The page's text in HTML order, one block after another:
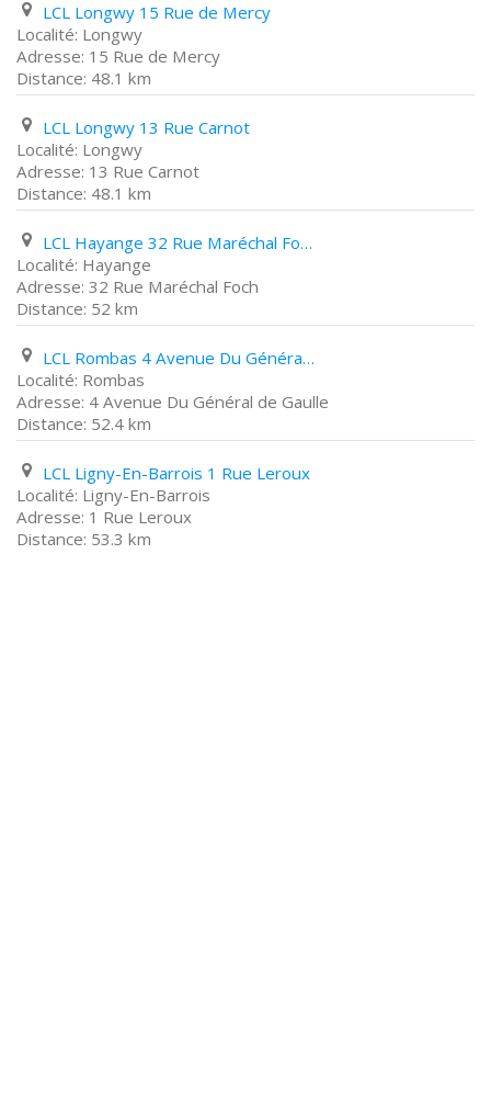
LCL Longwy 15 Rue de Mercy
Longwy
15 Rue de Mercy
48.1 km
LCL Longwy 13 Rue Carnot
Longwy
13 Rue Carnot
48.1 km
LCL Hayange 32 Rue Maréchal Foch
Hayange
32 Rue Maréchal Foch
52 km
LCL Rombas 4 Avenue Du Général de Gaulle
Rombas
4 Avenue Du Général de Gaulle
52.4 km
LCL Ligny-En-Barrois 1 Rue Leroux
Ligny-En-Barrois
1 Rue Leroux
53.3 km